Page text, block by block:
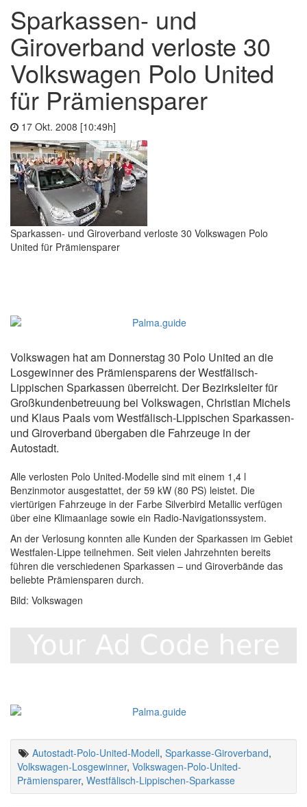
Sparkassen- und
Giroverband verloste 30
Volkswagen Polo United
für Prämiensparer
17 Okt. 2008 [10:49h]
Sparkassen- und Giroverband verloste 30 Volkswagen Polo
United für Prämiensparer
Volkswagen hat am Donnerstag 30 Polo United an die
Losgewinner des Prämiensparens der Westfälisch-
Lippischen Sparkassen überreicht. Der Bezirksleiter für
Großkundenbetreuung bei Volkswagen, Christian Michels
und Klaus Paals vom Westfälisch-Lippischen Sparkassen-
und Giroverband übergaben die Fahrzeuge in der
Autostadt.
Alle verlosten Polo United-Modelle sind mit einem 1,4 l
Benzinmotor ausgestattet, der 59 kW (80 PS) leistet. Die
viertürigen Fahrzeuge in der Farbe Silverbird Metallic verfügen
über eine Klimaanlage sowie ein Radio-Navigationssystem.
An der Verlosung konnten alle Kunden der Sparkassen im Gebiet
Westfalen-Lippe teilnehmen. Seit vielen Jahrzehnten bereits
führen die verschiedenen Sparkassen – und Giroverbände das
beliebte Prämiensparen durch.
Bild: Volkswagen
Autostadt-Polo-United-Modell, Sparkasse-Giroverband,
Volkswagen-Losgewinner, Volkswagen-Polo-United-
Prämiensparer, Westfälisch-Lippischen-Sparkasse